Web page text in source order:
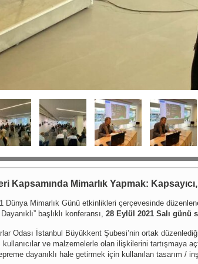
Kapsamında Mimarlık Yapmak: Kapsayıcı,
Dünya Mimarlık Günü etkinlikleri çerçevesinde
başlıklı konferansı, 28 Eylül 2021 Salı günü
Odası İstanbul Büyükkent Şubesi’nin ortak
ve malzemelerle olan ilişkilerini tartışmaya
dayanıklı hale getirmek için kullanılan tasarım /